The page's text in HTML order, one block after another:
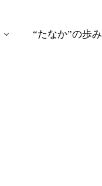
“たなか”の歩み